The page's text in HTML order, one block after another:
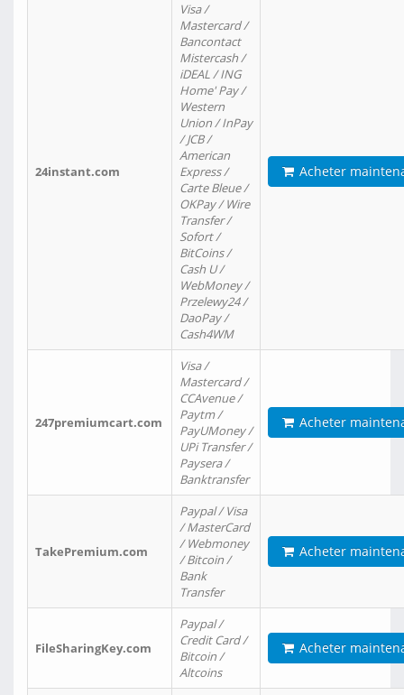
24instant.com
Visa /
Mastercard /
Bancontact
Mistercash /
iDEAL / ING
Home' Pay /
Western
Union / InPay
/ JCB /
American
Express /
Carte Bleue /
OKPay / Wire
Transfer /
Sofort /
BitCoins /
Cash U /
WebMoney /
Przelewy24 /
DaoPay /
Cash4WM
Acheter
247premiumcart.com
Visa /
Mastercard /
CCAvenue /
Paytm /
PayUMoney /
UPi Transfer /
Paysera /
Banktransfer
Acheter
TakePremium.com
Paypal / Visa
/ MasterCard
/ Webmoney
/ Bitcoin /
Bank
Transfer
Acheter
FileSharingKey.com
Paypal /
Credit Card /
Bitcoin /
Altcoins
Acheter